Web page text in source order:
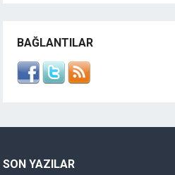
BAĞLANTILAR
SON YAZILAR